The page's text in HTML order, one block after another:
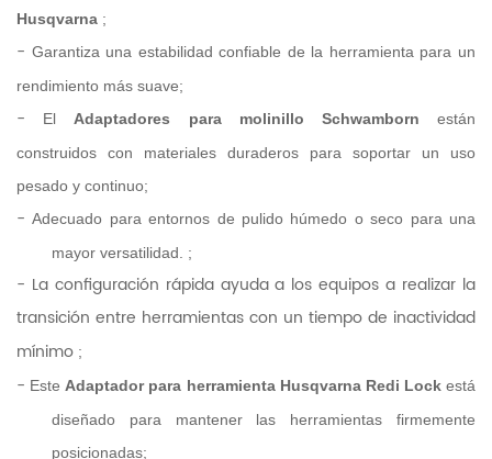
Husqvarna ;
- Garantiza una estabilidad confiable de la herramienta para un
rendimiento más suave;
- ElAdaptadores para molinillo Schwambornestán
construidos con materiales duraderos para soportar un uso
pesado y continuo;
-Adecuado para entornos de pulido húmedo o seco para una
mayor versatilidad. ;
- La configuración rápida ayuda a los equipos a realizar la
transición entre herramientas con un tiempo de inactividad
mínimo ;
- EsteAdaptador para herramienta Husqvarna Redi Lock está
diseñado para mantener las herramientas firmemente
posicionadas;